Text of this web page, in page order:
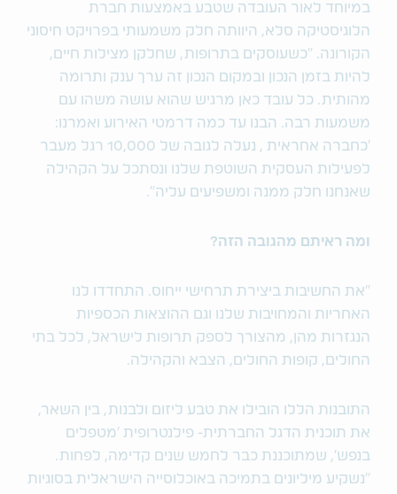
במיוחד לאור העובדה שטבע באמצעות חברת
הלוגיסטיקה סלא, היוותה חלק משמעותי בפרויקט חיסוני
הקורונה. "כשעוסקים בתרופות, שחלקן מצילות חיים,
להיות בזמן הנכון ובמקום הנכון זה ערך ענק ותרומה
מהותית. כל עובד כאן מרגיש שהוא עושה משהו עם
משמעות רבה. הבנו עד כמה דרמטי האירוע ואמרנו:
'כחברה אחראית , נעלה לגובה של 10,000 רגל מעבר
לפעילות העסקית השוטפת שלנו ונסתכל על הקהילה
שאנחנו חלק ממנה ומשפיעים עליה".
ומה ראיתם מהגובה הזה?
"את החשיבות ביצירת תרחישי ייחוס. התחדדו לנו
האחריות והמחויבות שלנו וגם ההוצאות הכספיות
הנגזרות מהן, מהצורך לספק תרופות לישראל, לכל בתי
החולים, קופות החולים, הצבא והקהילה.
התובנות הללו הובילו את טבע ליזום ולבנות, בין השאר,
את תוכנית הדגל החברתית- פילנטרופית 'מטפלים
בנפש', שמתוכננת כבר לחמש שנים קדימה, לפחות.
"נשקיע מיליונים בתמיכה באוכלוסייה הישראלית בסוגיות